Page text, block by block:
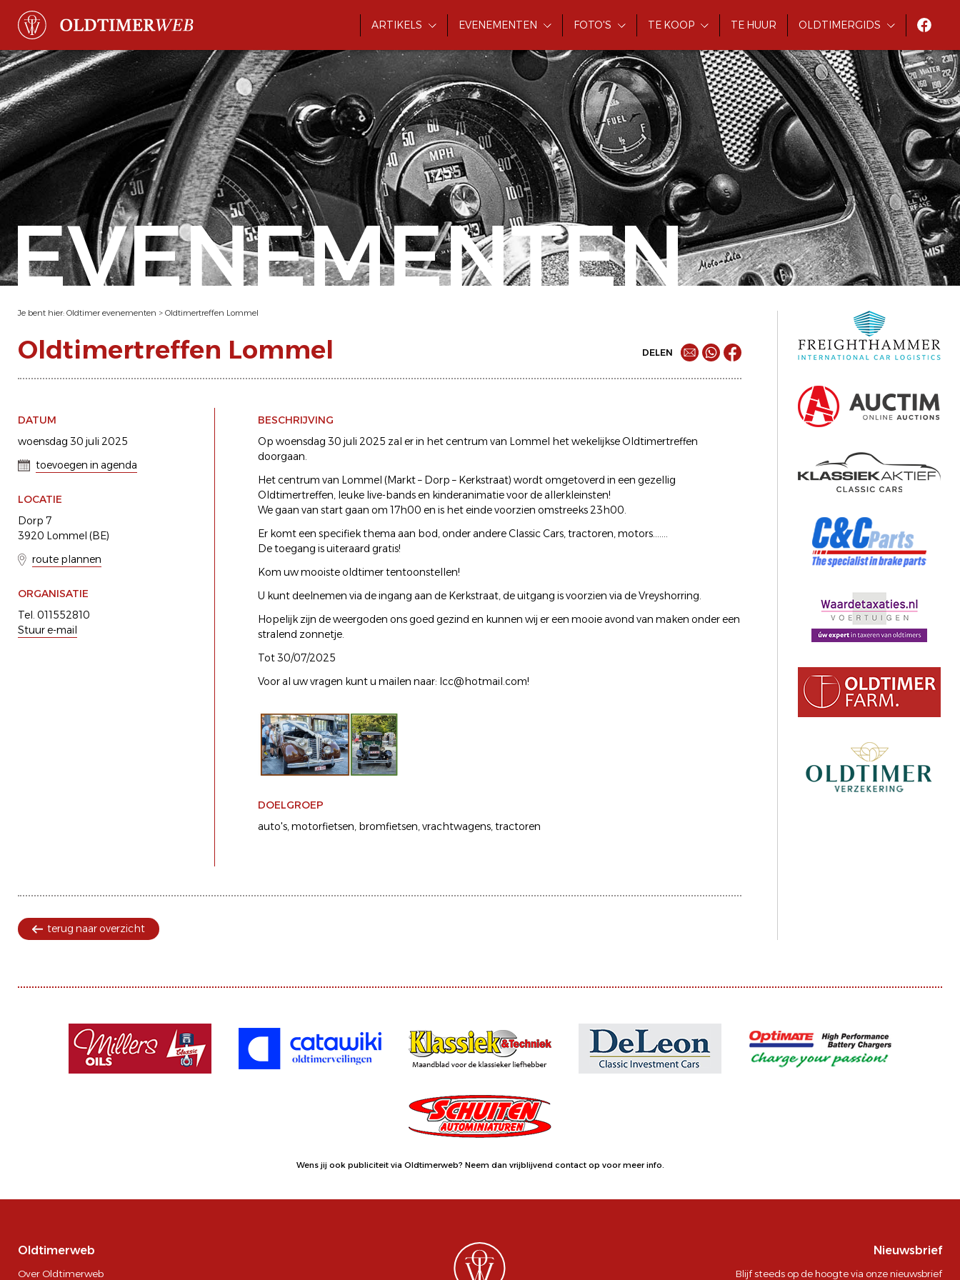
ARTIKELS EVENEMENTEN FOTO'S TE KOOP TE HUUR OLDTIMERGIDS
EVENEMENTEN
Je bent hier: Oldtimer evenementen > Oldtimertreffen Lommel
Oldtimertreffen Lommel DELEN
DATUM
woensdag 30 juli 2025
toevoegen in agenda
LOCATIE
Dorp 7
3920 Lommel (BE)
route plannen
ORGANISATIE
Tel. 011552810
Stuur e-mail
BESCHRIJVING
Op woensdag 30 juli 2025 zal er in het centrum van Lommel het wekelijkse Oldtimertreffen
doorgaan.
Het centrum van Lommel (Markt – Dorp – Kerkstraat) wordt omgetoverd in een gezellig
Oldtimertreffen, leuke live-bands en kinderanimatie voor de allerkleinsten!
We gaan van start gaan om 17h00 en is het einde voorzien omstreeks 23h00.
Er komt een specifiek thema aan bod, onder andere Classic Cars, tractoren, motors.......
De toegang is uiteraard gratis!
Kom uw mooiste oldtimer tentoonstellen!
U kunt deelnemen via de ingang aan de Kerkstraat, de uitgang is voorzien via de Vreyshorring.
Hopelijk zijn de weergoden ons goed gezind en kunnen wij er een mooie avond van maken onder een
stralend zonnetje.
Tot 30/07/2025
Voor al uw vragen kunt u mailen naar: lcc@hotmail.com!
DOELGROEP
auto's motorfietsen bromfietsen vrachtwagens tractoren
terug naar overzicht
Wens jij ook publiciteit via Oldtimerweb? Neem dan vrijblijvend contact op voor meer info.
Oldtimerweb
Over Oldtimerweb
Nieuwsbrief
Blijf steeds op de hoogte via onze nieuwsbrief